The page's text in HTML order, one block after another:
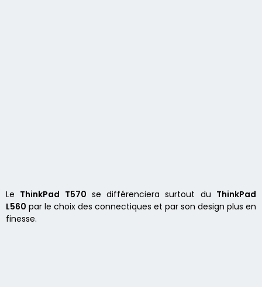
Le ThinkPad T570 se différenciera surtout du ThinkPad
L560 par le choix des connectiques et par son design plus en
finesse.